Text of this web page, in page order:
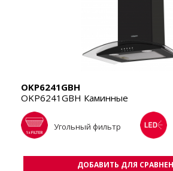
OKP6241GBH
OKP6241GBH Каминные
Угольный фильтр
ДОБАВИТЬ ДЛЯ